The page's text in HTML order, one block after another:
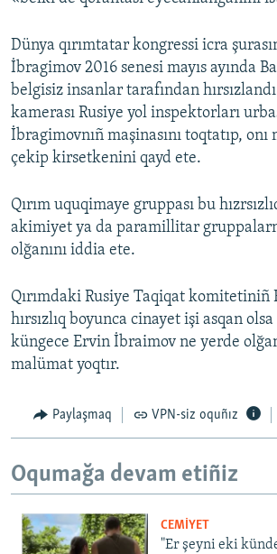
Dünya qırımtatar kongressi icra
İbragimov 2016 senesi mayıs ayında
belgisiz insanlar tarafından
kamerası Rusiye yol inspektorları
İbragimovnıñ maşinasını toqtatıp,
çekip kirsetkenini qayd ete.
Qırım uquqimaye gruppası bu
akimiyet ya da paramillitar
olğanını iddia ete.
Qırımdaki Rusiye Taqiqat komitetiniñ
hırsızlıq boyunca cinayet işi asqan
küngece Ervin İbraimov ne yerde
malümat yoqtır.
Paylaşmaq VPN-siz oquñız
Oqumağa devam etiñiz
CEMİYET
"Er şeyni eki